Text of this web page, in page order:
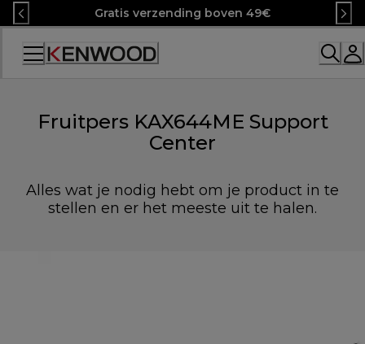
Skip
to
Content
Gratis verzending boven 49€
Accessibility
Fruitpers KAX644ME Support
Center
Alles wat je nodig hebt om je product in te
stellen en er het meeste uit te halen.